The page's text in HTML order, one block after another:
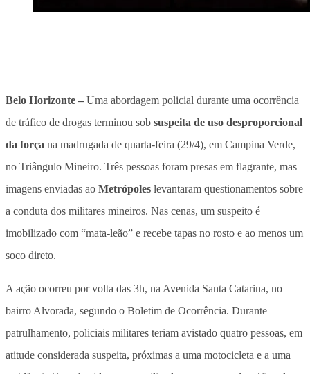
Belo Horizonte – Uma abordagem policial durante uma ocorrência
de tráfico de drogas terminou sob suspeita de uso desproporcional
da força na madrugada de quarta-feira (29/4), em Campina Verde,
no Triângulo Mineiro. Três pessoas foram presas em flagrante, mas
imagens enviadas ao Metrópoles levantaram questionamentos sobre
a conduta dos militares mineiros. Nas cenas, um suspeito é
imobilizado com “mata-leão” e recebe tapas no rosto e ao menos um
soco direto.
A ação ocorreu por volta das 3h, na Avenida Santa Catarina, no
bairro Alvorada, segundo o Boletim de Ocorrência. Durante
patrulhamento, policiais militares teriam avistado quatro pessoas, em
atitude considerada suspeita, próximas a uma motocicleta e a uma